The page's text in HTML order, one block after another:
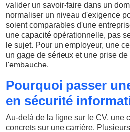
valider un savoir-faire dans un
normaliser un niveau d'exigence
soient comparables d'une
une capacité opérationnelle, pas
le sujet. Pour un employeur, une
un gage de sérieux et une prise de
l'embauche.
Pourquoi passer
en sécurité
Au-delà de la ligne sur le CV, une
concrets sur une carrière.